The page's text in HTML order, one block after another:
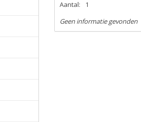
Aantal:
1
Geen informatie gevonden